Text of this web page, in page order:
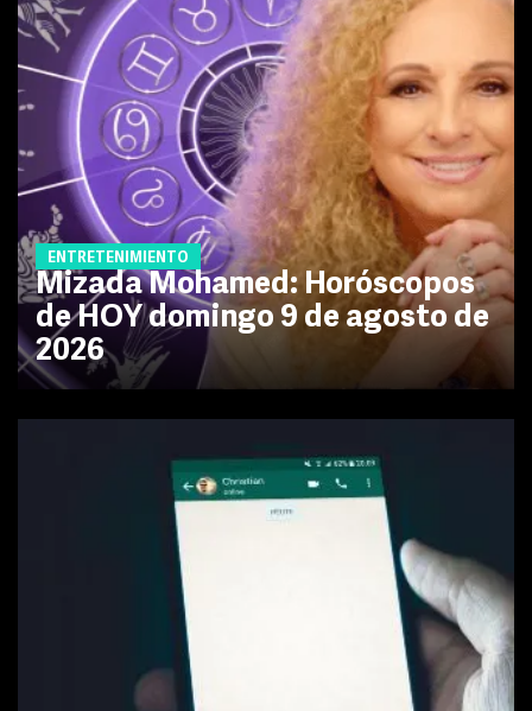
ENTRETENIMIENTO
Mizada Mohamed: Horóscopos
de HOY domingo 9 de agosto de
2026